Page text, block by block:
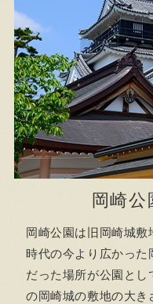
岡崎公
岡崎公園は旧岡崎城
時代の今より広かった
だった場所が公園と
の岡崎城の敷地の大き